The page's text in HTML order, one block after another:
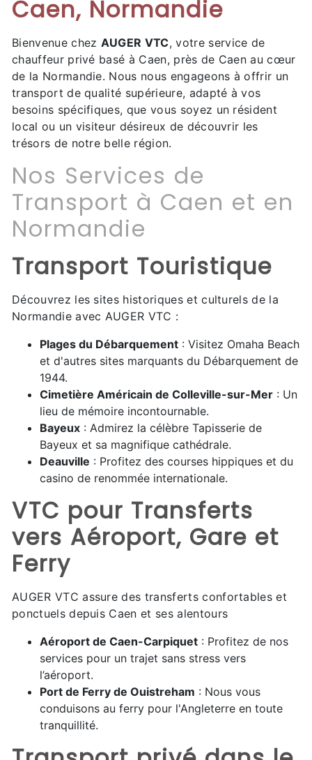
Caen, Normandie
Bienvenue chez AUGER VTC, votre service de
chauffeur privé basé à Caen, près de Caen au cœur
de la Normandie. Nous nous engageons à offrir un
transport de qualité supérieure, adapté à vos
besoins spécifiques, que vous soyez un résident
local ou un visiteur désireux de découvrir les
trésors de notre belle région.
Nos Services de
Transport à Caen et en
Normandie
Transport Touristique
Découvrez les sites historiques et culturels de la
Normandie avec AUGER VTC :
Plages du Débarquement : Visitez Omaha Beach
et d'autres sites marquants du Débarquement de
1944.
Cimetière Américain de Colleville-sur-Mer : Un
lieu de mémoire incontournable.
Bayeux : Admirez la célèbre Tapisserie de
Bayeux et sa magnifique cathédrale.
Deauville : Profitez des courses hippiques et du
casino de renommée internationale.
VTC pour Transferts
vers Aéroport, Gare et
Ferry
AUGER VTC assure des transferts confortables et
ponctuels depuis Caen et ses alentours
Aéroport de Caen-Carpiquet : Profitez de nos
services pour un trajet sans stress vers
l’aéroport.
Port de Ferry de Ouistreham : Nous vous
conduisons au ferry pour l'Angleterre en toute
tranquillité.